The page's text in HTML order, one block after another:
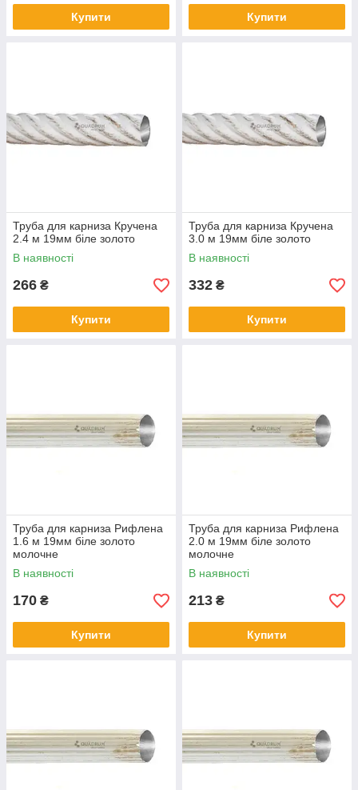
Купити Купити
Труба для карниза Кручена
2.4 м 19мм біле золото
В наявності
266 ₴
Купити
Труба для карниза Кручена
3.0 м 19мм біле золото
В наявності
332 ₴
Купити
Труба для карниза Рифлена
1.6 м 19мм біле золото
молочне
В наявності
170 ₴
Купити
Труба для карниза Рифлена
2.0 м 19мм біле золото
молочне
В наявності
213 ₴
Купити